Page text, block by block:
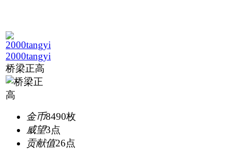
2000tangyi
桥梁正高
金币8490枚
威望3点
贡献值26点